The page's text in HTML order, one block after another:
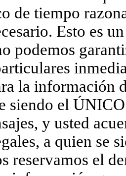
de tiempo
Esto es
podemos
la información
siendo el
y usted
a quien se
reservamos el